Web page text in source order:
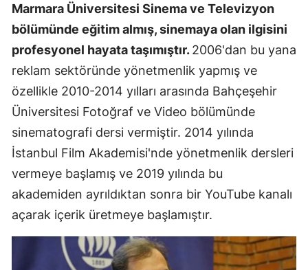
Marmara Üniversitesi Sinema ve Televizyon
bölümünde eğitim almış, sinemaya olan ilgisini
profesyonel hayata taşımıştır.2006'dan bu yana
reklam sektöründe yönetmenlik yapmış ve
özellikle 2010-2014 yılları arasında Bahçeşehir
Üniversitesi Fotoğraf ve Video bölümünde
sinematografi dersi vermiştir. 2014 yılında
İstanbul Film Akademisi'nde yönetmenlik dersleri
vermeye başlamış ve 2019 yılında bu
akademiden ayrıldıktan sonra bir YouTube kanalı
açarak içerik üretmeye başlamıştır.